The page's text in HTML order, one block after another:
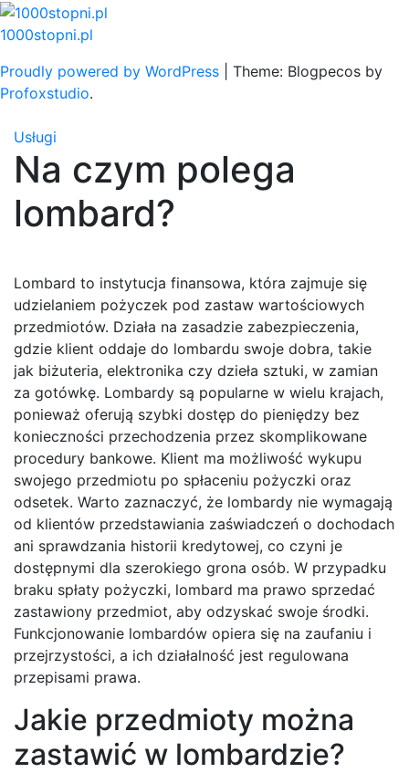
Skip
to
1000stopni.pl
Proudly powered by WordPress
Theme: Blogpecos by
Profoxstudio.
Usługi
Na czym polega
lombard?
Lombard to instytucja finansowa, która zajmuje się
udzielaniem pożyczek pod zastaw wartościowych
przedmiotów. Działa na zasadzie zabezpieczenia,
gdzie klient oddaje do lombardu swoje dobra, takie
jak biżuteria, elektronika czy dzieła sztuki, w zamian
za gotówkę. Lombardy są popularne w wielu krajach,
ponieważ oferują szybki dostęp do pieniędzy bez
konieczności przechodzenia przez skomplikowane
procedury bankowe. Klient ma możliwość wykupu
swojego przedmiotu po spłaceniu pożyczki oraz
odsetek. Warto zaznaczyć, że lombardy nie wymagają
od klientów przedstawiania zaświadczeń o dochodach
ani sprawdzania historii kredytowej, co czyni je
dostępnymi dla szerokiego grona osób. W przypadku
braku spłaty pożyczki, lombard ma prawo sprzedać
zastawiony przedmiot, aby odzyskać swoje środki.
Funkcjonowanie lombardów opiera się na zaufaniu i
przejrzystości, a ich działalność jest regulowana
przepisami prawa.
Jakie przedmioty można
zastawić w lombardzie?